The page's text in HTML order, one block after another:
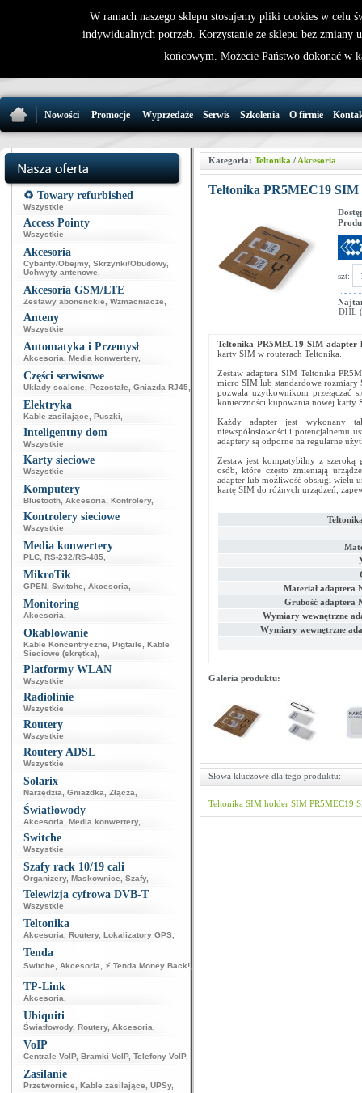
32 721 86
Nowości Promocje Wyprzedaże Serwis Szkolenia O firmie
♻️ Towary refurbished
Wszystkie
Access Pointy
Wszystkie
Akcesoria
Cybanty/Obejmy, Skrzynki/Obudowy,
Uchwyty antenowe
Akcesoria GSM/LTE
Zestawy abonenckie Wzmacniacze
Anteny
Wszystkie
Automatyka i Przemysł
Akcesoria Media konwertery,
Części serwisowe
Układy scalone Pozostałe Gniazda RJ45
Elektryka
Kable zasilające Puszki
Inteligentny dom
Wszystkie
Karty sieciowe
Wszystkie
Komputery
Bluetooth Akcesoria Kontrolery,
Kontrolery sieciowe
Wszystkie
Media konwertery
PLC RS-232/RS-485
MikroTik
GPEN Switche Akcesoria
Monitoring
Akcesoria
Okablowanie
Kable Koncentryczne Pigtaile
Kable
Sieciowe (skrętka)
Platformy WLAN
Wszystkie
Radiolinie
Wszystkie
Routery
Wszystkie
Routery ADSL
Wszystkie
Solarix
Narzędzia Gniazdka Złącza
Światłowody
Akcesoria Media konwertery,
Switche
Wszystkie
Szafy rack 10/19 cali
Organizery, Maskownice Szafy,
Telewizja cyfrowa DVB-T
Wszystkie
Teltonika
Akcesoria Routery, Lokalizatory GPS
Tenda
Switche Akcesoria ⚡ Tenda Money Back!
TP-Link
Akcesoria
Ubiquiti
Światłowody, Routery, Akcesoria
VoIP
Centrale VoIP, Bramki VoIP, Telefony VoIP,
Zasilanie
Przetwornice Kable zasilające UPSy,
Kategoria: Teltonika / Akcesoria
Teltonika PR5MEC19
szt:
DHL
Teltonika PR5MEC19 SIM adapter
karty SIM w routerach Teltonika.
Zestaw adaptera SIM Teltonika
micro SIM lub standardowe rozmiary
pozwala użytkownikom przełączać
konieczności kupowania nowej karty
Każdy adapter jest wykonany
niewspółosiowości i potencjalnemu
adaptery są odporne na regularne
Zestaw jest kompatybilny z szeroką
osób, które często zmieniają
adapter lub możliwość obsługi wielu
kartę SIM do różnych urządzeń,
Materiał adaptera
Grubość adaptera
Wymiary wewnętrzne
Wymiary wewnętrzne
Galeria produktu:
Słowa kluczowe dla tego produktu:
Teltonika SIM holder SIM PR5MEC19
W ramach naszego sklepu stosujemy pliki cookies w celu
indywidualnych potrzeb. Korzystanie ze sklepu bez zmiany
końcowym. Możecie Państwo dokonać w